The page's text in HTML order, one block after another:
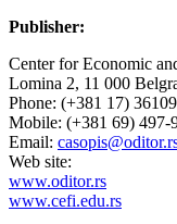
Publisher:
Center for Economic
Lomina 2, 11 000
Phone: (+381 17)
Mobile: (+381 69) 497-
Email:
Web site:
www.oditor.rs
www.cefi.edu.rs